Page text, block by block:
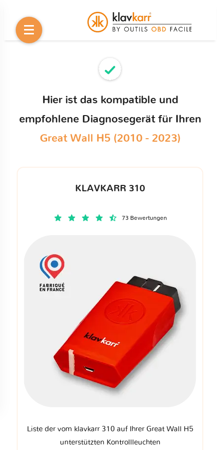
Hier ist das kompatible und
empfohlene Diagnosegerät für Ihren
Great Wall H5 (2010 - 2023)
KLAVKARR 310
73 Bewertungen
Liste der vom klavkarr 310 auf Ihrer Great Wall H5
unterstützten Kontrollleuchten